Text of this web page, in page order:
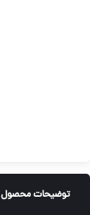
توضیحات محصول